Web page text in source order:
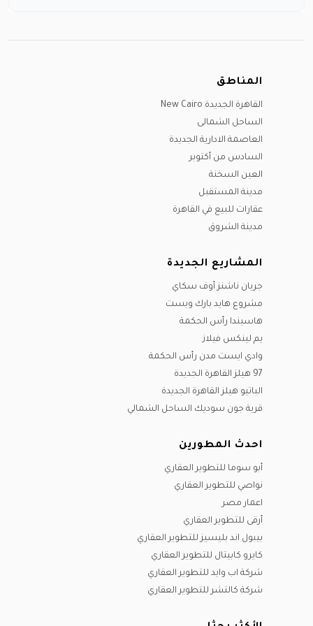
أغسطس
ديسيمبر
أغسطس
ديسيمبر
المناطق
القاهرة الجديدة New Cairo
الساحل الشمالى
العاصمة الادارية الجديدة
السادس من أكتوبر
العين السخنة
مدينة المستقبل
عقارات للبيع في القاهرة
مدينة الشروق
المشاريع الجديدة
جريان ناشنز أوف سكاي
مشروع هايد بارك ويست
هاسيندا رأس الحكمة
يم لينكس فيلاز
وادي ايست مدن رأس الحكمة
97 هيلز القاهرة الجديدة
الباتيو هيلز القاهرة الجديدة
قرية جون سوديك الساحل الشمالي
احدث المطورين
أبو سوما للتطوير العقاري
نواصي للتطوير العقاري
اعمار مصر
أرقى للتطوير العقاري
بيبول اند بليسيز للتطوير العقاري
كايرو كابيتال للتطوير العقاري
شركة اب وايد للتطوير العقاري
شركة كالتشر للتطوير العقاري